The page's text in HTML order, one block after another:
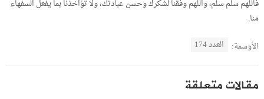
فاللهم سلم سلم، واللهم وفقنا لشكرك وحسن عبادتك، ولا تؤاخذنا بما يفعل السفهاء
منا.
الأوسمة: العدد 174
مقالات متعلقة